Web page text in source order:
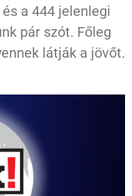
a 444 jelenlegi
pár szót. Főleg
látják a jövőt.